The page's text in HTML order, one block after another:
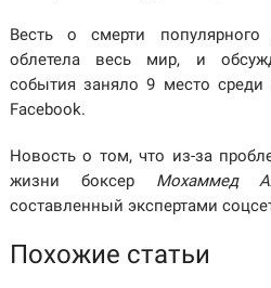
Весть о смерти популярного
облетела весь мир, и
события заняло 9 место
Facebook.
Новость о том, что из-за
жизни боксер Мохаммед
составленный экспертами
Похожие статьи